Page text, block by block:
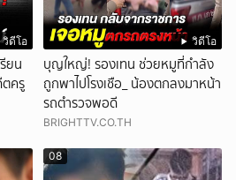
วิดีโอ
ยน
ครู
วิดีโอ
บุญใหญ่! รองเทน ช่วยหมูที่กำลัง
ถูกพาไปโรงเชือ_ น้องตกลงมาหน้า
รถตำรวจพอดี
BRIGHTTV.CO.TH
08